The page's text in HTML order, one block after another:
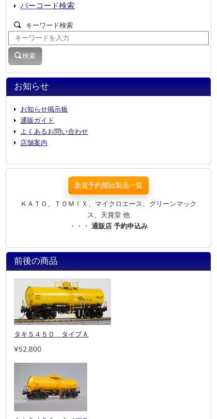
お知らせ
お知らせ掲示板
通販ガイド
よくあるお問い合わせ
店舗案内
バーコード検索
キーワード検索
検索
新規予約開始製品一覧
ＫＡＴＯ、ＴＯＭＩＸ、マイクロエース、グリーンマック
ス、天賞堂 他
・・・ 通販店 予約申込み
前後の商品
タキ５４５０ タイプＡ
¥52,800